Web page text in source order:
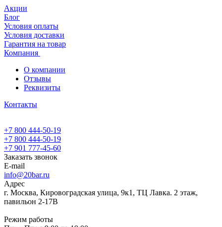
Акции
Блог
Условия оплаты
Условия доставки
Гарантия на товар
Компания
О компании
Отзывы
Реквизиты
Контакты
+7 800 444-50-19
+7 800 444-50-19
+7 901 777-45-60
Заказать звонок
E-mail
info@20bar.ru
Адрес
г. Москва, Кировоградская улица, 9к1, ТЦ Лавка. 2 этаж,
павильон 2-17В
Режим работы